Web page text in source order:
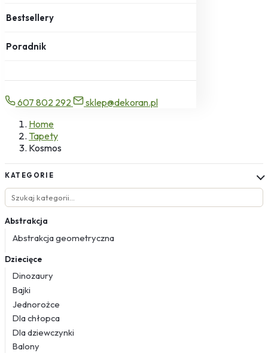
Bestsellery
Poradnik
607 802 292
sklep@dekoran.pl
Home
Tapety
Kosmos
KATEGORIE
Abstrakcja
Abstrakcja geometryczna
Dziecięce
Dinozaury
Bajki
Jednorożce
Dla chłopca
Dla dziewczynki
Balony